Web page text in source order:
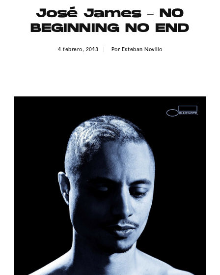
DERECHOS RESERVADOS.
José James – NO
BEGINNING NO END
4 febrero, 2013 Por Esteban Novillo